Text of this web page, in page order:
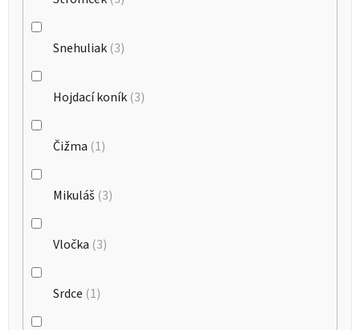
Snehuliak 3
Hojdací koník 3
Čižma 1
Mikuláš 3
Vločka 3
Srdce 1